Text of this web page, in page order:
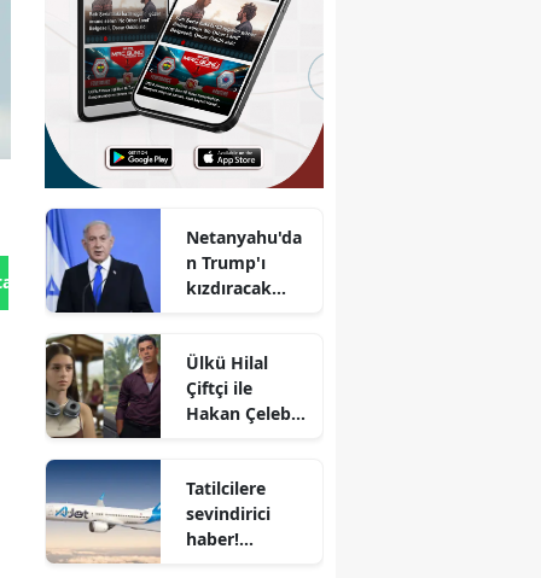
Gönder
Netanyahu'da
n Trump'ı
kızdıracak
Ülkü Hilal
Çiftçi ile
Hakan Çelebi
dikkat çeken
iddialar
Tatilcilere
sevindirici
haber!